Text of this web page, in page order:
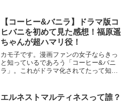
ヤンでシングルマザーという設定。逃げ
恥でやっさん役女優真野恵...
【コーヒー&バニラ】ドラマ版コ
ヒバニを初めて見た感想！福原遥
ちゃんが超ハマリ役！
カモ子です。漫画ファンの女子ならきっ
と知っているであろう「コーヒー&バニ
ラ」。これがドラマ化されてたって知っ
たので、今回ドラマ化してるのを知り、
エルネストマルティネスって誰？